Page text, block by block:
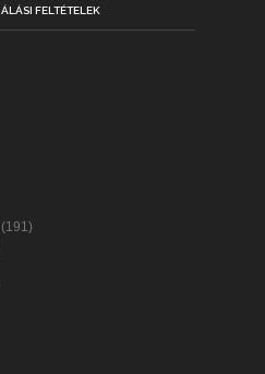
FELTÉTELEK
(191)